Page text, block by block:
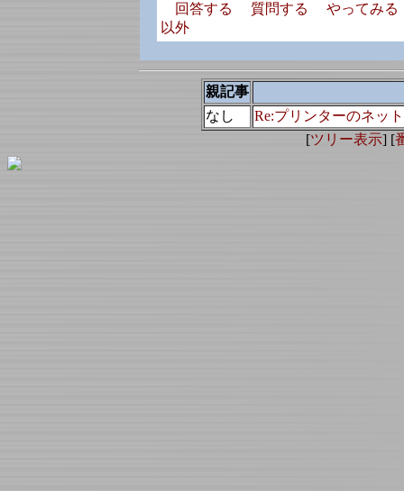
回答する 質問する
やってみる
以外
親記事
なし
Re:プリンターのネッ
[ツリー表示] [